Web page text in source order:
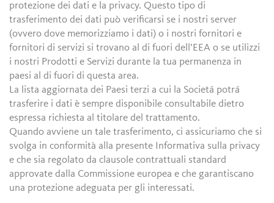
protezione dei dati e la privacy. Questo tipo di
trasferimento dei dati può verificarsi se i nostri server
(ovvero dove memorizziamo i dati) o i nostri fornitori e
fornitori di servizi si trovano al di fuori dell’EEA o se utilizzi
i nostri Prodotti e Servizi durante la tua permanenza in
paesi al di fuori di questa area.
La lista aggiornata dei Paesi terzi a cui la Societá potrá
trasferire i dati è sempre disponibile consultabile dietro
espressa richiesta al titolare del trattamento.
Quando avviene un tale trasferimento, ci assicuriamo che si
svolga in conformità alla presente Informativa sulla privacy
e che sia regolato da clausole contrattuali standard
approvate dalla Commissione europea e che garantiscano
una protezione adeguata per gli interessati.